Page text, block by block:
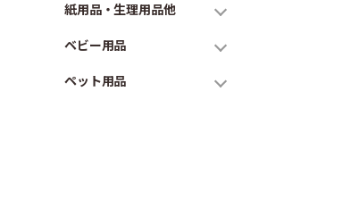
紙用品・生理用品他
ベビー用品
ペット用品